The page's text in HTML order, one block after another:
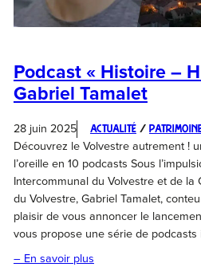
Podcast « Histoire –
Gabriel Tamalet
28 juin 2025 Actualité /
Découvrez le Volvestre autrement !
l’oreille en 10 podcasts Sous
Intercommunal du Volvestre et de la
du Volvestre, Gabriel Tamalet,
plaisir de vous annoncer le
vous propose une série de podcasts
– En savoir plus